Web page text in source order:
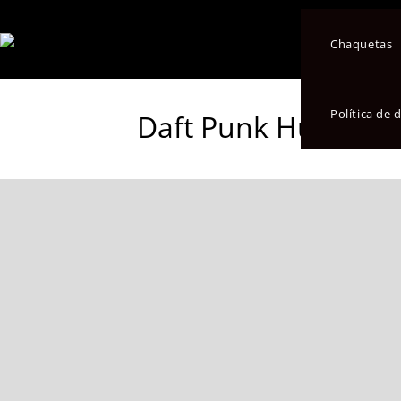
Chaquetas
Política de
Daft Punk Human